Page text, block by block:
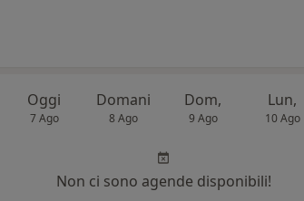
Oggi
7 Ago
Domani
8 Ago
Dom,
9 Ago
Lun,
10 Ago
Non ci sono agende disponibili!